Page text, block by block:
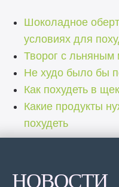
Шоколадное
условиях для
Творог с льняным
Не худо было бы
Как похудеть в
Какие продукты
похудеть
НОВОСТИ